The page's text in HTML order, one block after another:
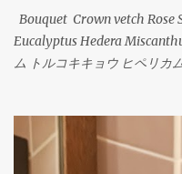
Eustoma Sankirai
チェ） カーネーション トル
ミン ゼラニューム
Bouquet Crown vetch Rose
Eucalyptus Hedera
ム トルコキキョウ ヒペリカ